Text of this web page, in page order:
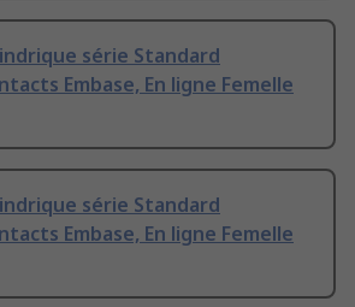
série Standard
Embase, En ligne Femelle
série Standard
Embase, En ligne Femelle